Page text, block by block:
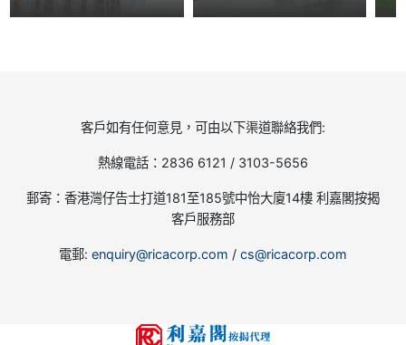
客戶如有任何意見，可由以下渠道聯絡我們:
熱線電話：2836 6121 / 3103-5656
郵寄：香港灣仔告士打道181至185號中怡大廈14樓 利嘉閣按揭
客戶服務部
電郵: enquiry@ricacorp.com / cs@ricacorp.com